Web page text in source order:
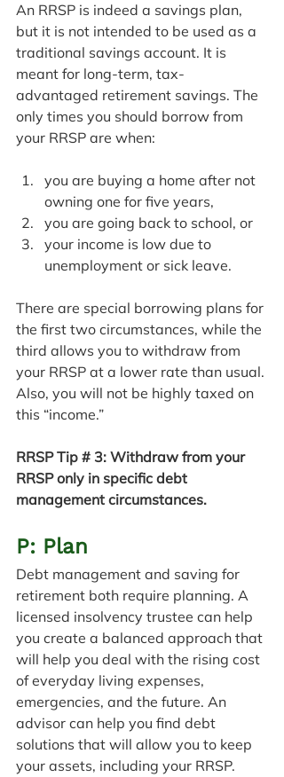
An RRSP is indeed a savings plan,
but it is not intended to be used as a
traditional savings account. It is
meant for long-term, tax-
advantaged retirement savings. The
only times you should borrow from
your RRSP are when:
you are buying a home after not
owning one for five years,
you are going back to school, or
your income is low due to
unemployment or sick leave.
There are special borrowing plans for
the first two circumstances, while the
third allows you to withdraw from
your RRSP at a lower rate than usual.
Also, you will not be highly taxed on
this “income.”
RRSP Tip # 3: Withdraw from your
RRSP only in specific debt
management circumstances.
P: Plan
Debt management and saving for
retirement both require planning. A
licensed insolvency trustee can help
you create a balanced approach that
will help you deal with the rising cost
of everyday living expenses,
emergencies, and the future. An
advisor can help you find debt
solutions that will allow you to keep
your assets, including your RRSP.